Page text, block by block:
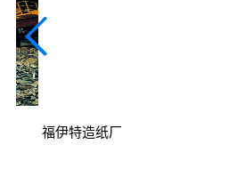
福伊特造纸厂